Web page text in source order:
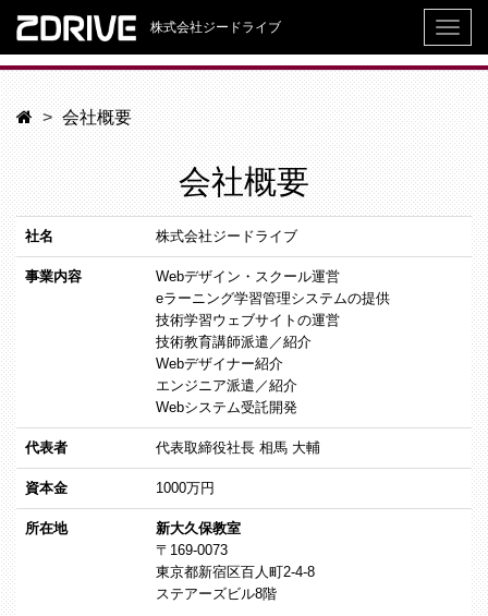
株式会社ジードライブ
会社概要
会社概要
社名 株式会社ジードライブ
事業内容
Webデザイン・スクール運営
eラーニング学習管理システムの提供
技術学習ウェブサイトの運営
技術教育講師派遣／紹介
Webデザイナー紹介
エンジニア派遣／紹介
Webシステム受託開発
代表者 代表取締役社長 相馬 大輔
資本金 1000万円
所在地
新大久保教室
〒169-0073
東京都新宿区百人町2-4-8
ステアーズビル8階